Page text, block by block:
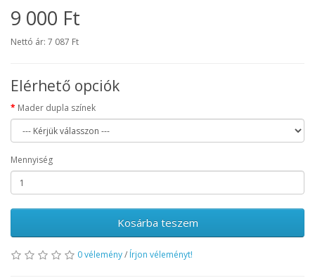
9 000 Ft
Nettó ár: 7 087 Ft
Elérhető opciók
Mader dupla színek
Mennyiség
Kosárba teszem
0 vélemény/ Írjon véleményt!